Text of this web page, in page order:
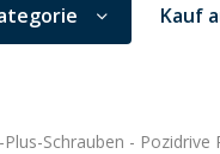
Kauf
Schrauben -